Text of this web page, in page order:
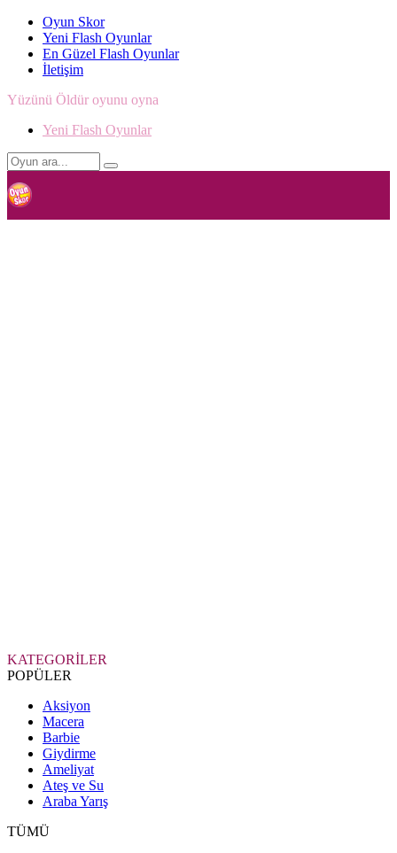
Oyun Skor
Yeni Flash Oyunlar
En Güzel Flash Oyunlar
İletişim
Yüzünü Öldür oyunu oyna
Yeni Flash Oyunlar
KATEGORİLER
POPÜLER
Aksiyon
Macera
Barbie
Giydirme
Ameliyat
Ateş ve Su
Araba Yarış
TÜMÜ